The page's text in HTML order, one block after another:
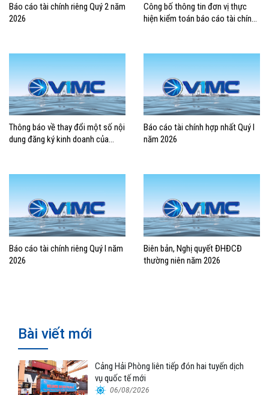
Báo cáo tài chính riêng Quý 2 năm
2026
Công bố thông tin đơn vị thực
hiện kiểm toán báo cáo tài chính
Thông báo về thay đổi một số nội
dung đăng ký kinh doanh của
Báo cáo tài chính hợp nhất Quý I
năm 2026
Báo cáo tài chính riêng Quý I năm
2026
Biên bản, Nghị quyết ĐHĐCĐ
thường niên năm 2026
Bài viết mới
Cảng Hải Phòng liên tiếp đón hai tuyến dịch
vụ quốc tế mới
06/08/2026